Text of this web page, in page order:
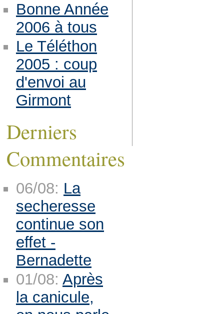
Bonne Année
2006 à tous
Le Téléthon
2005 : coup
d'envoi au
Girmont
Derniers
Commentaires
06/08: La
secheresse
continue son
effet -
Bernadette
01/08: Après
la canicule,